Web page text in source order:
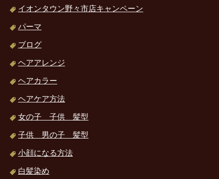
イオンタウン野々市店キャンペーン
パーマ
ブログ
ヘアアレンジ
ヘアカラー
ヘアケア方法
女の子 子供 髪型
子供 男の子 髪型
小顔になる方法
白髪染め